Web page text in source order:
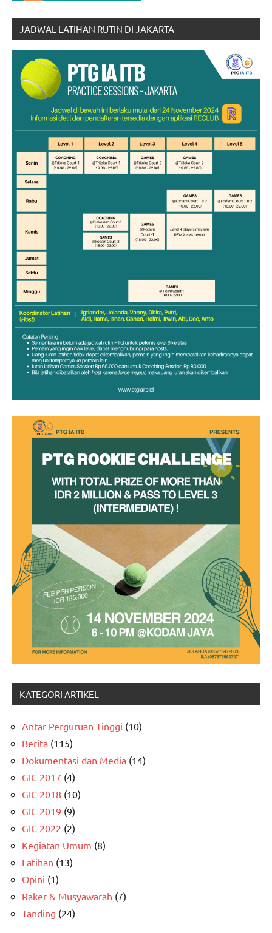
JADWAL LATIHAN RUTIN DI JAKARTA
KATEGORI ARTIKEL
Antar Perguruan Tinggi (10)
Berita (115)
Dokumentasi dan Media (14)
GIC 2017 (4)
GIC 2018 (10)
GIC 2019 (9)
GIC 2022 (2)
Kegiatan Umum (8)
Latihan (13)
Opini (1)
Raker & Musyawarah (7)
Tanding (24)